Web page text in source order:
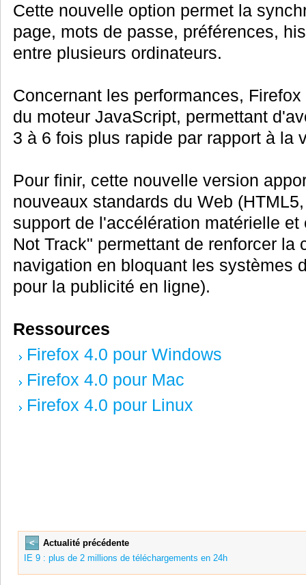
Cette nouvelle option permet la
page, mots de passe, préférences,
entre plusieurs ordinateurs.
Concernant les performances,
du moteur JavaScript, permettant
3 à 6 fois plus rapide par rapport à la
Pour finir, cette nouvelle version
nouveaux standards du Web
support de l'accélération matérielle
Not Track" permettant de renforcer la
navigation en bloquant les systèmes
pour la publicité en ligne).
Ressources
Firefox 4.0 pour Windows
Firefox 4.0 pour Mac
Firefox 4.0 pour Linux
<
Actualité précédente
IE 9 : plus de 2 millions de téléchargements en 24h